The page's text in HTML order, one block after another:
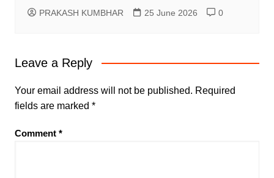
PRAKASH KUMBHAR 25 June 2026 0
Leave a Reply
Your email address will not be published. Required
fields are marked *
Comment *